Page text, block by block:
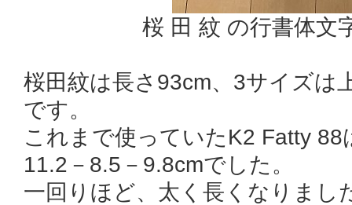
桜 田 紋 の行書体文
桜田紋は長さ93cm、3サイズは
です。
これまで使っていたK2 Fatty
11.2－8.5－9.8cmでした。
一回りほど、太く長くなりまし